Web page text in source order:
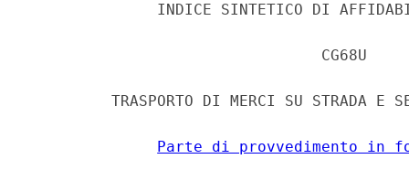
INDICE SINTETICO DI
                                CG68U
TRASPORTO DI MERCI SU STRADA E
Parte di provvedimento in